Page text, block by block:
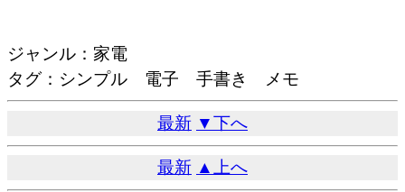
ジャンル：家電
タグ：シンプル 電子 手書き メモ
最新 ▼下へ
最新 ▲上へ